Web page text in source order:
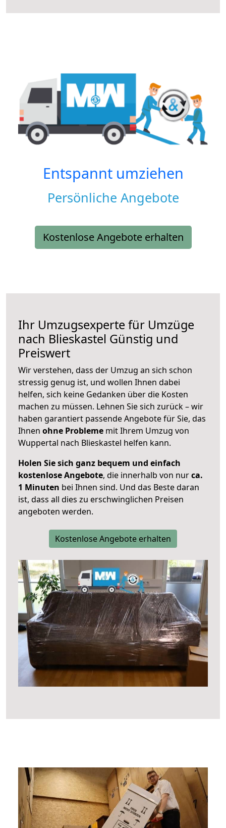
Entspannt umziehen
Persönliche Angebote
Kostenlose Angebote erhalten
Ihr Umzugsexperte für Umzüge
nach Blieskastel Günstig und
Preiswert
Wir verstehen, dass der Umzug an sich schon
stressig genug ist, und wollen Ihnen dabei
helfen, sich keine Gedanken über die Kosten
machen zu müssen. Lehnen Sie sich zurück – wir
haben garantiert passende Angebote für Sie, das
Ihnen ohne Probleme mit Ihrem Umzug von
Wuppertal nach Blieskastel helfen kann.
Holen Sie sich ganz bequem und einfach
kostenlose Angebote, die innerhalb von nurca.
1 Minuten bei Ihnen sind. Und das Beste daran
ist, dass all dies zu erschwinglichen Preisen
angeboten werden.
Kostenlose Angebote erhalten